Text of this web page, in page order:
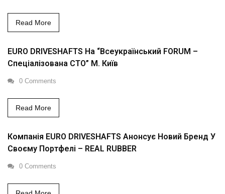
Read More
EURO DRIVESHAFTS На “Всеукраїнський FORUM –
Спеціалізована СТО” М. Київ
0 Comments
Read More
Компанія EURO DRIVESHAFTS Анонсує Новий Бренд У
Своєму Портфелі – REAL RUBBER
0 Comments